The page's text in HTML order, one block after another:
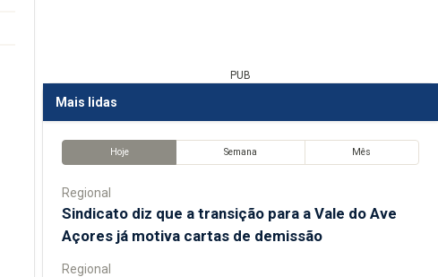
PUB
Mais lidas
Hoje Semana Mês
Regional
Sindicato diz que a transição para a Vale do Ave
Açores já motiva cartas de demissão
Regional